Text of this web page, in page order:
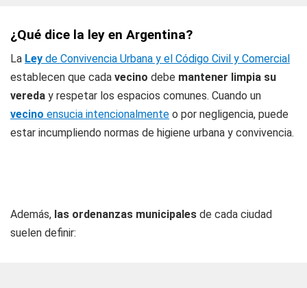
¿Qué dice la ley en Argentina?
La Ley de Convivencia Urbana y el Código Civil y Comercial
establecen que cada vecino debe mantener limpia su
vereda y respetar los espacios comunes. Cuando un
vecino ensucia intencionalmente o por negligencia, puede
estar incumpliendo normas de higiene urbana y convivencia.
Además, las ordenanzas municipales de cada ciudad
suelen definir: